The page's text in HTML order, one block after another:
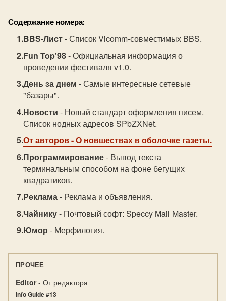
Содержание номера:
BBS-Лист- Список Vicomm-совместимых BBS.
Fun Top'98- Официальная информация о
проведении фестиваля v1.0.
День за днем - Самые интересные сетевые
"базары".
Новости - Новый стандарт оформления писем.
Список нодных адресов SPbZXNet.
От авторов- О новшествах в оболочке газеты.
Программирование- Вывод текста
терминальным способом на фоне бегущих
квадратиков.
Реклама- Реклама и объявления.
Чайнику- Почтовый софт: Speccy Mail Master.
Юмор - Мерфилогия.
ПРОЧЕЕ
Editor- От редактора
Info Guide #13